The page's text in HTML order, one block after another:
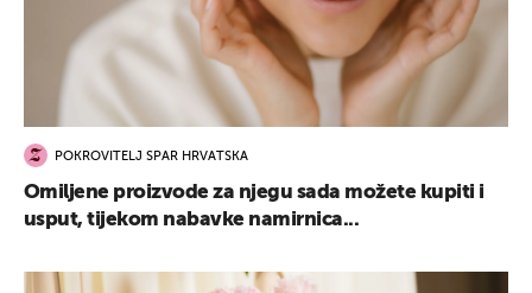
POKROVITELJ SPAR HRVATSKA
Omiljene proizvode za njegu sada možete kupiti i
usput, tijekom nabavke namirnica...